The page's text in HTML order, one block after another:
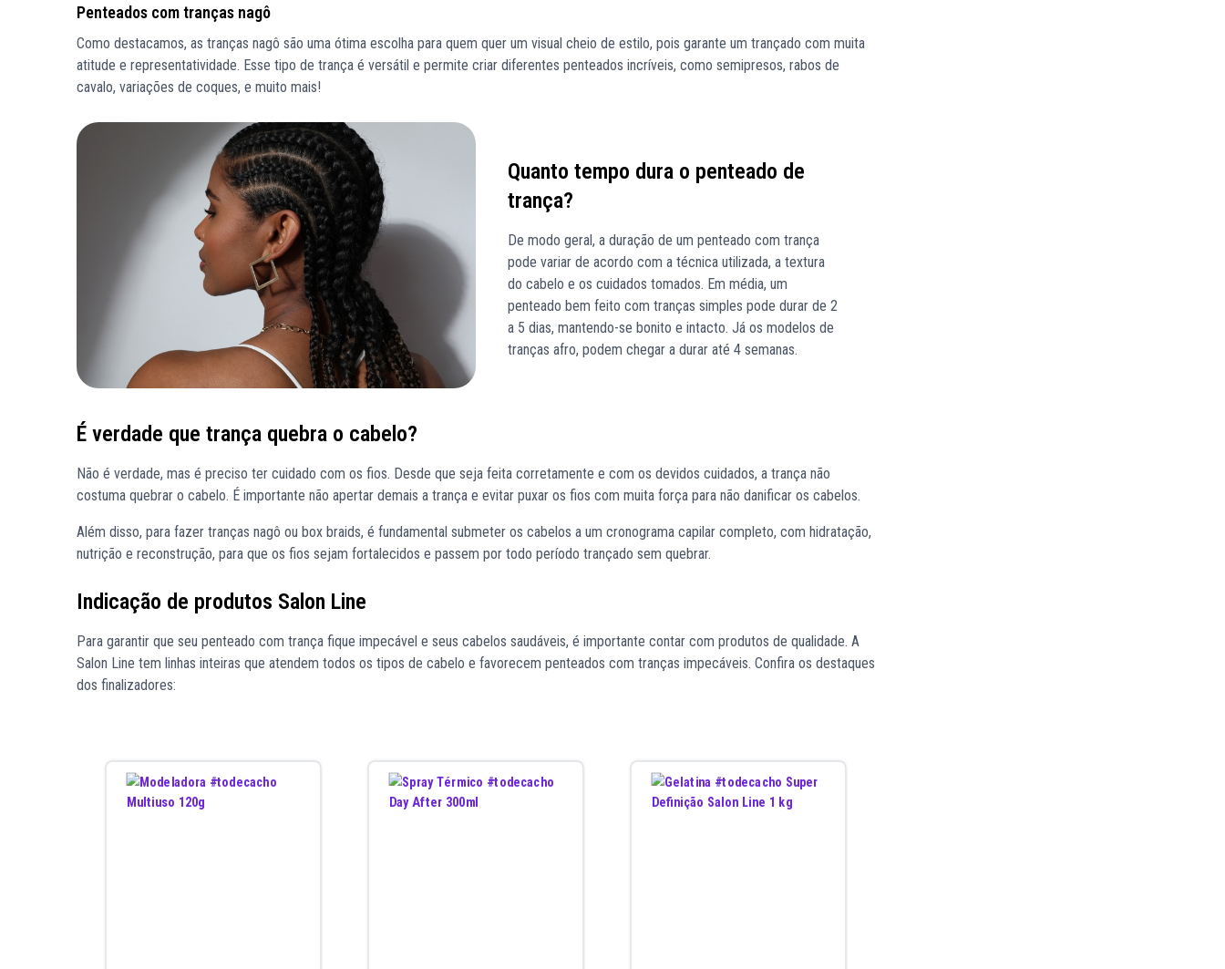
Penteados com tranças nagô
Como destacamos, as tranças nagô são uma ótima escolha para quem quer um visual cheio de estilo, pois garante um trançado com muita
atitude e representatividade. Esse tipo de trança é versátil e permite criar diferentes penteados incríveis, como semipresos, rabos de
cavalo, variações de coques, e muito mais!
Quanto tempo dura o penteado de
trança?
De modo geral, a duração de um penteado com trança
pode variar de acordo com a técnica utilizada, a textura
do cabelo e os cuidados tomados. Em média, um
penteado bem feito com tranças simples pode durar de 2
a 5 dias, mantendo-se bonito e intacto. Já os modelos de
tranças afro, podem chegar a durar até 4 semanas.
É verdade que trança quebra o cabelo?
Não é verdade, mas é preciso ter cuidado com os fios. Desde que seja feita corretamente e com os devidos cuidados, a trança não
costuma quebrar o cabelo. É importante não apertar demais a trança e evitar puxar os fios com muita força para não danificar os cabelos.
Além disso, para fazer tranças nagô ou box braids, é fundamental submeter os cabelos a um cronograma capilar completo, com hidratação,
nutrição e reconstrução, para que os fios sejam fortalecidos e passem por todo período trançado sem quebrar.
Indicação de produtos Salon Line
Para garantir que seu penteado com trança fique impecável e seus cabelos saudáveis, é importante contar com produtos de qualidade. A
Salon Line tem linhas inteiras que atendem todos os tipos de cabelo e favorecem penteados com tranças impecáveis. Confira os destaques
dos finalizadores: